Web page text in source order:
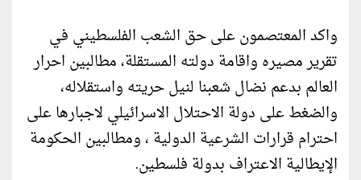
واكد المعتصمون على حق الشعب الفلسطيني في
تقرير مصيره واقامة دولته المستقلة، مطالبين احرار
العالم بدعم نضال شعبنا لنيل حريته واستقلاله،
والضغط على دولة الاحتلال الاسرائيلي لاجبارها على
احترام قرارات الشرعية الدولية ، ومطالبين الحكومة
الإيطالية الاعتراف بدولة فلسطين.